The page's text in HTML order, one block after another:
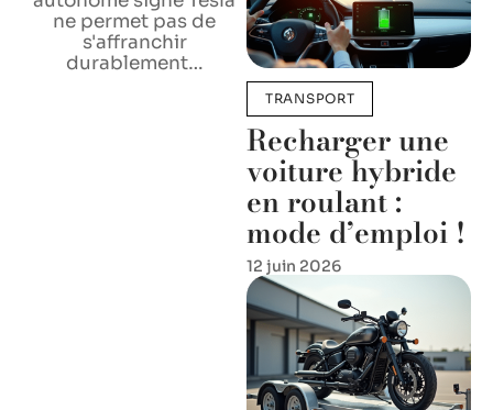
ne permet pas de
s'affranchir
durablement…
TRANSPORT
Recharger une
voiture hybride
en roulant :
mode d’emploi !
12 juin 2026